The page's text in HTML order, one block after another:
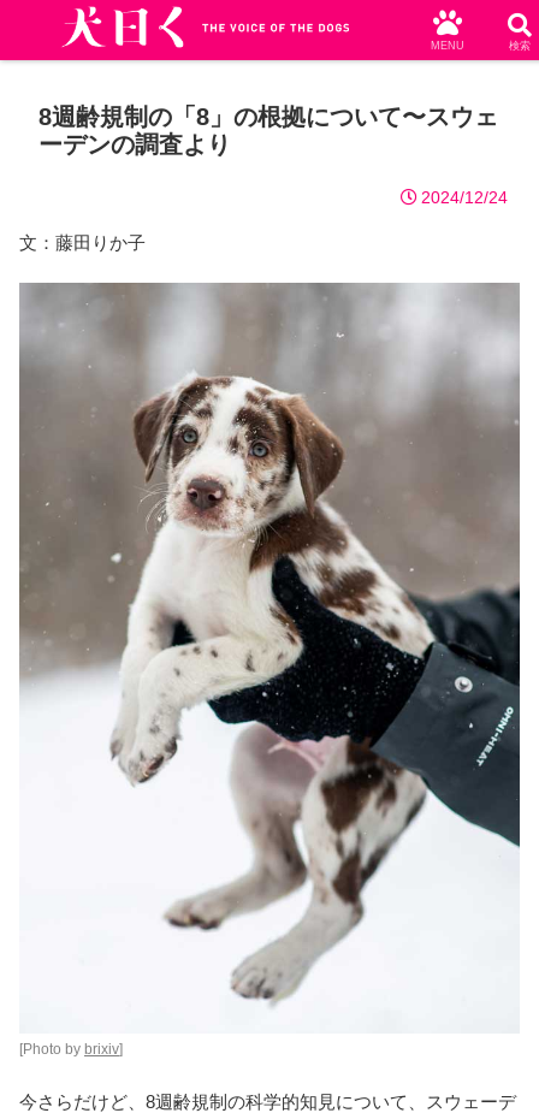
8週齢規制の「8」の根拠について〜スウェ
ーデンの調査より
2024/12/24
文：藤田りか子
[Photo by brixiv]
今さらだけど、8週齢規制の科学的知見について、スウェーデ
MENU 検索